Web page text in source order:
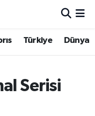
Türkiye Dünya
Serisi
Fikstür